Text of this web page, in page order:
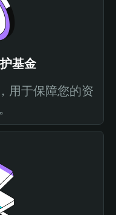
基金
用于保障您的资